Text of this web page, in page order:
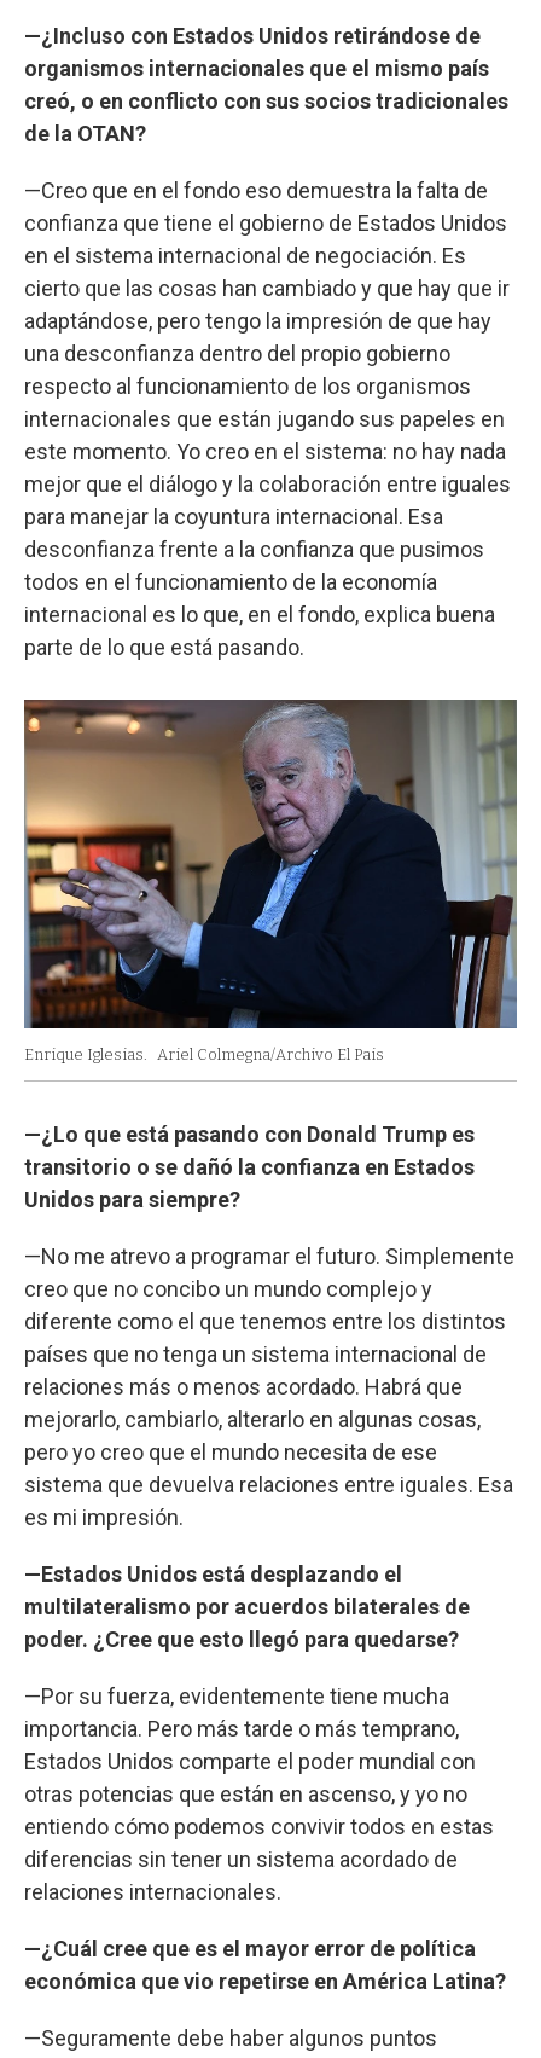
—¿Incluso con Estados Unidos retirándose de
organismos internacionales que el mismo país
creó, o en conflicto con sus socios tradicionales
de la OTAN?
—Creo que en el fondo eso demuestra la falta de
confianza que tiene el gobierno de Estados Unidos
en el sistema internacional de negociación. Es
cierto que las cosas han cambiado y que hay que ir
adaptándose, pero tengo la impresión de que hay
una desconfianza dentro del propio gobierno
respecto al funcionamiento de los organismos
internacionales que están jugando sus papeles en
este momento. Yo creo en el sistema: no hay nada
mejor que el diálogo y la colaboración entre iguales
para manejar la coyuntura internacional. Esa
desconfianza frente a la confianza que pusimos
todos en el funcionamiento de la economía
internacional es lo que, en el fondo, explica buena
parte de lo que está pasando.
Enrique Iglesias. Ariel Colmegna/Archivo El Pais
—¿Lo que está pasando con Donald Trump es
transitorio o se dañó la confianza en Estados
Unidos para siempre?
—No me atrevo a programar el futuro. Simplemente
creo que no concibo un mundo complejo y
diferente como el que tenemos entre los distintos
países que no tenga un sistema internacional de
relaciones más o menos acordado. Habrá que
mejorarlo, cambiarlo, alterarlo en algunas cosas,
pero yo creo que el mundo necesita de ese
sistema que devuelva relaciones entre iguales. Esa
es mi impresión.
—Estados Unidos está desplazando el
multilateralismo por acuerdos bilaterales de
poder. ¿Cree que esto llegó para quedarse?
—Por su fuerza, evidentemente tiene mucha
importancia. Pero más tarde o más temprano,
Estados Unidos comparte el poder mundial con
otras potencias que están en ascenso, y yo no
entiendo cómo podemos convivir todos en estas
diferencias sin tener un sistema acordado de
relaciones internacionales.
—¿Cuál cree que es el mayor error de política
económica que vio repetirse en América Latina?
—Seguramente debe haber algunos puntos